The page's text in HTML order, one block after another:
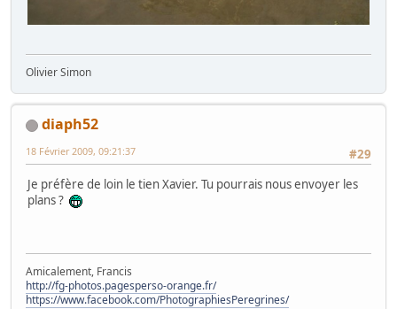
Olivier Simon
diaph52
#29
18 Février 2009, 09:21:37
Je préfère de loin le tien Xavier. Tu pourrais nous envoyer les
plans ?
Amicalement, Francis
http://fg-photos.pagesperso-orange.fr/
https://www.facebook.com/PhotographiesPeregrines/